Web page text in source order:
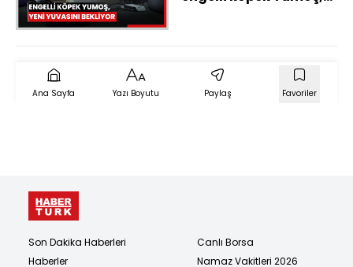
bekliyor
Ana Sayfa Yazı Boyutu Paylaş Favoriler
Son Dakika Haberleri
Haberler
Canlı Borsa
Namaz Vakitleri 2026